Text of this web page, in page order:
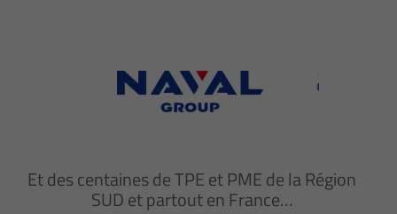
Et des centaines de TPE et PME de la Région
SUD et partout en France…